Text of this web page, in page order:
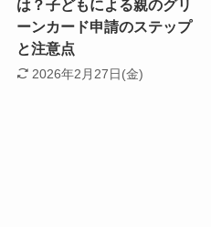
は？子どもによる親のグリ
ーンカード申請のステップ
と注意点
2026年2月27日(金)